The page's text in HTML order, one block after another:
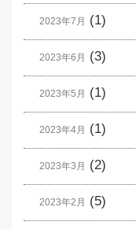
2023年7月 (1)
2023年6月 (3)
2023年5月 (1)
2023年4月 (1)
2023年3月 (2)
2023年2月 (5)